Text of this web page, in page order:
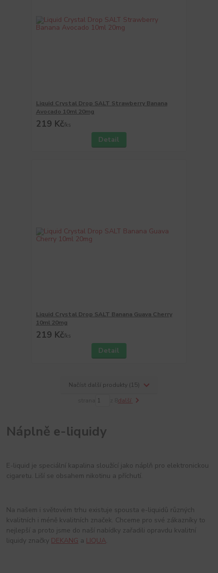
Liquid Crystal Drop SALT Strawberry Banana
Avocado 10ml 20mg
219 Kč/ks
Detail
Liquid Crystal Drop SALT Banana Guava Cherry
10ml 20mg
219 Kč/ks
Detail
Načíst další produkty (15)
další
Náplně e-liquidy
E-liquid je speciální kapalina sloužící jako náplň pro elektronickou
cigaretu. Liší se obsahem nikotinu a příchutí.
Na našem i světovém trhu existuje spousta e-liquidů různých
kvalitních i méně kvalitních značek. Chceme pro své zákazníky to
nejlepší a proto jsme do naší nabídky zařadili opravdu kvalitní
liquidy značky DEKANG a LIQUA.